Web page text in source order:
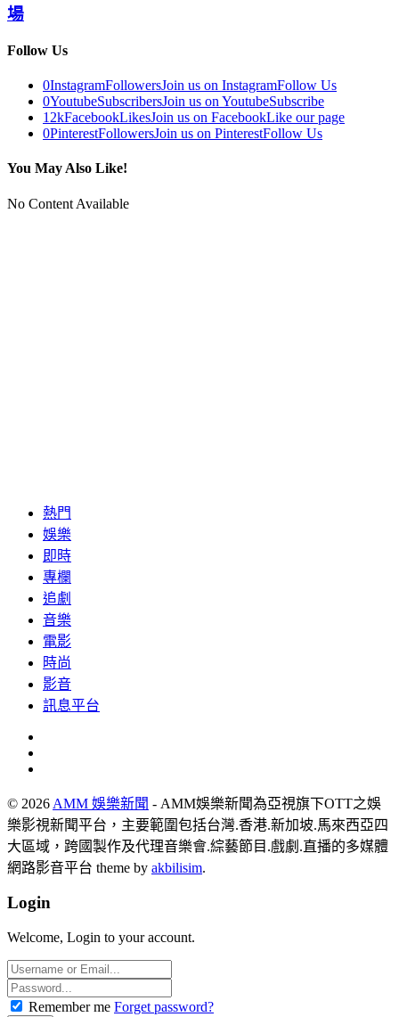
場
Follow Us
0InstagramFollowersJoin us on InstagramFollow Us
0YoutubeSubscribersJoin us on YoutubeSubscribe
12kFacebookLikesJoin us on FacebookLike our page
0PinterestFollowersJoin us on PinterestFollow Us
You May Also Like!
No Content Available
熱門
娛樂
即時
專欄
追劇
音樂
電影
時尚
影音
訊息平台
© 2026 AMM 娛樂新聞 - AMM娛樂新聞為亞視旗下OTT之娛
樂影視新聞平台，主要範圍包括台灣.香港.新加坡.馬來西亞四
大區域，跨國製作及代理音樂會.綜藝節目.戲劇.直播的多媒體
網路影音平台 theme by akbilisim.
Login
Welcome, Login to your account.
Remember me Forget password?